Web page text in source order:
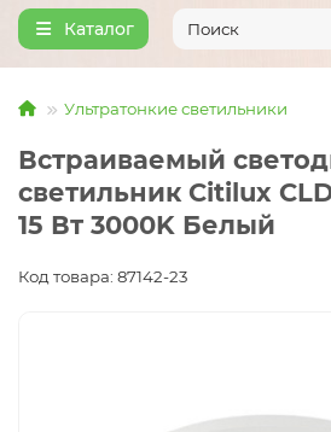
Каталог
Ультратонкие светильники
Встраиваемый
светильник Citilux
15 Вт 3000K Белый
Код товара: 87142-23